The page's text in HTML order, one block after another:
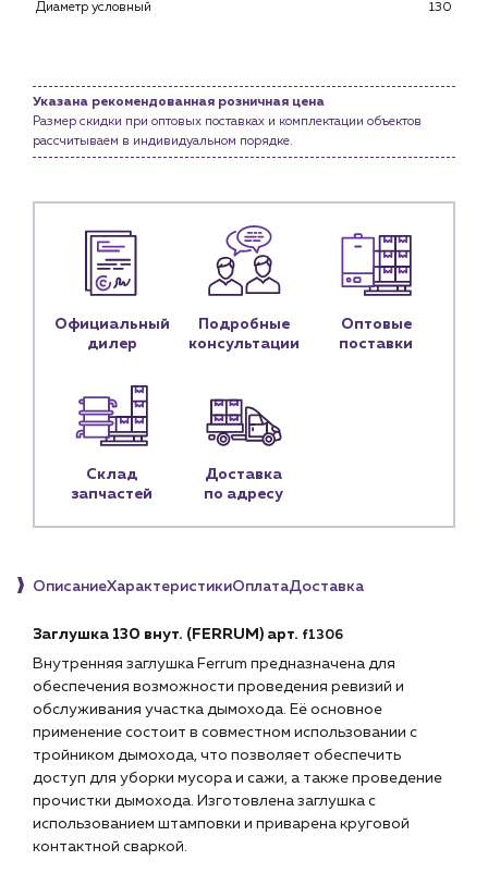
Новости
Контакты
Контактные данные
Чат-бот
+7 (918) 070-19-79
sales@profpotok.ru
Диаметр условный
130
Указана рекомендованная розничная цена
Размер скидки при оптовых поставках и комплектации объектов
рассчитываем в индивидуальном порядке.
Официальный
дилер
Подробные
консультации
Оптовые
поставки
Склад
запчастей
Доставка
по адресу
ОписаниеХарактеристикиОплатаДоставка
Заглушка 130 внут. (FERRUM) арт. f1306
Внутренняя заглушка Ferrum предназначена для
обеспечения возможности проведения ревизий и
обслуживания участка дымохода. Её основное
применение состоит в совместном использовании с
тройником дымохода, что позволяет обеспечить
доступ для уборки мусора и сажи, а также проведение
прочистки дымохода. Изготовлена заглушка с
использованием штамповки и приварена круговой
контактной сваркой.